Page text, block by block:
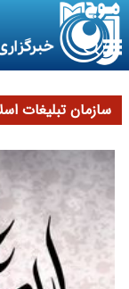
سازمان تبلیغات